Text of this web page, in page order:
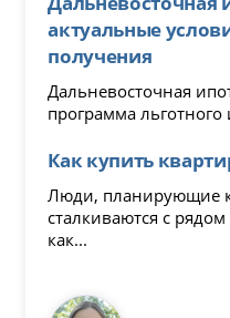
актуальные
получения
Дальневосточная
программа льготного
Как купить
Люди, планирующие
сталкиваются с
как...